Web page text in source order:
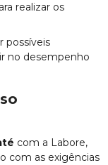
realizar os
possíveis
no desempenho
com a Labore,
com as exigências